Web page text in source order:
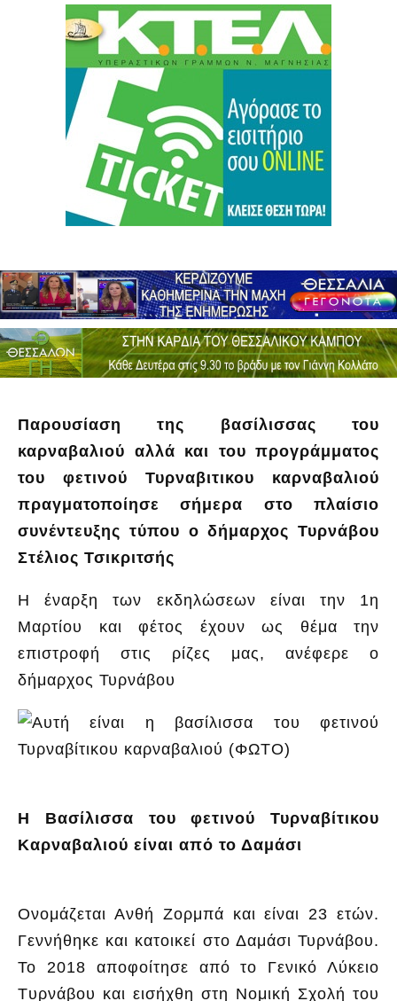
Παρουσίαση της βασίλισσας του
καρναβαλιού αλλά και του προγράμματος
του φετινού Τυρναβιτικου καρναβαλιού
πραγματοποίησε σήμερα στο πλαίσιο
συνέντευξης τύπου ο δήμαρχος Τυρνάβου
Στέλιος Τσικριτσής
Η έναρξη των εκδηλώσεων είναι την 1η
Μαρτίου και φέτος έχουν ως θέμα την
επιστροφή στις ρίζες μας, ανέφερε ο
δήμαρχος Τυρνάβου
Η Βασίλισσα του φετινού Τυρναβίτικου
Καρναβαλιού είναι από το Δαμάσι
Ονομάζεται Ανθή Ζορμπά και είναι 23 ετών.
Γεννήθηκε και κατοικεί στο Δαμάσι Τυρνάβου.
Το 2018 αποφοίτησε από το Γενικό Λύκειο
Tυρνάβου και εισήχθη στη Νομική Σχολή του